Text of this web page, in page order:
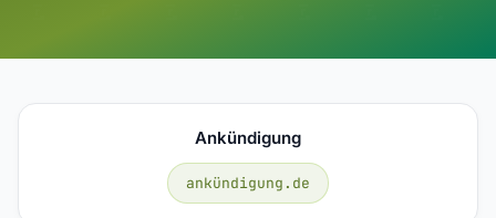
Ankündigung
ankündigung.de